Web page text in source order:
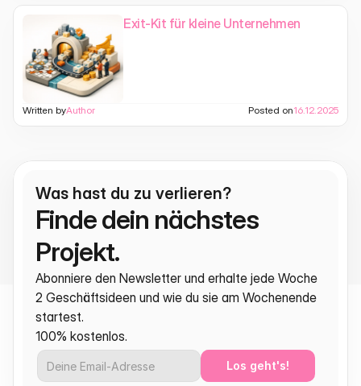
Exit-Kit für kleine Unternehmen
Written byAuthor Posted on16.12.2025
Was hast du zu verlieren?
Finde dein nächstes
Projekt.
Abonniere den Newsletter und erhalte jede Woche
2 Geschäftsideen und wie du sie am Wochenende
startest.
100% kostenlos.
Los geht's!